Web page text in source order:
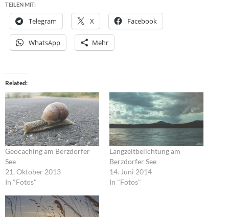
TEILEN MIT:
Telegram X Facebook
WhatsApp Mehr
Related
Geocaching am Berzdorfer
See
21. Oktober 2013
In "Fotos"
Langzeitbelichtung am
Berzdorfer See
14. Juni 2014
In "Fotos"